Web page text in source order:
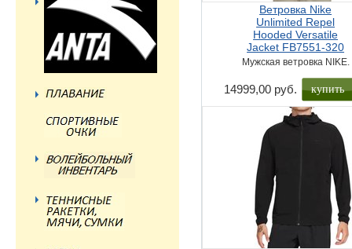
Ветровка Nike
Unlimited Repel
Hooded Versatile
Jacket FB7551-320
Мужская ветровка NIKE.
14999,00 руб. купить